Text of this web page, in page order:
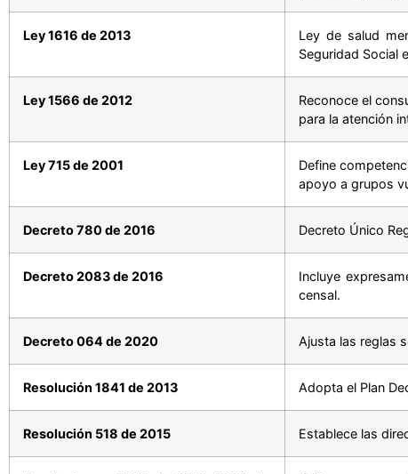
Ley 1616 de 2013
Ley de salud
Seguridad Social
Ley 1566 de 2012
Reconoce el
para la atención
Ley 715 de 2001
Define
apoyo a grupos
Decreto 780 de 2016 Decreto Único
Decreto 2083 de 2016
Incluye
censal.
Decreto 064 de 2020 Ajusta las reglas
Resolución 1841 de 2013 Adopta el Plan
Resolución 518 de 2015 Establece las